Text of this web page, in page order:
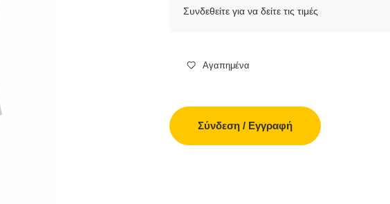
Συνδεθείτε για να δείτε τις τιμές
Αγαπημένα
Σύνδεση / Εγγραφή